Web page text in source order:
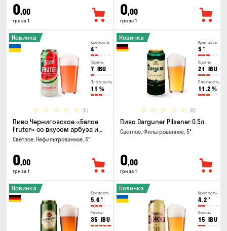
0,00
грн за 1
0,00
грн за 1
Крепость
4°
Горечь
7 IBU
Плотность
11 %
(0)
Новинка
Пиво Черниговское «Белое
Fruter» со вкусом арбуза и
мяты 0.5л
Светлое, Нефильтрованное, 4°
0,00
грн за 1
Крепость
5 °
Горечь
21 IBU
Плотность
11.2 %
(0)
Новинка
Пиво Darguner Pilsener 0.5л
Светлое, Фильтрованное, 5°
0,00
грн за 1
Крепость
5.6 °
Горечь
35 IBU
Новинка
Крепость
4.2 °
Горечь
15 IBU
Новинка